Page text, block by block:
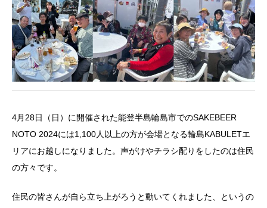
4月28日（日）に開催された能登半島輪島市でのSAKEBEER
NOTO 2024には1,100人以上の方が会場となる輪島KABULETエ
リアにお越しになりました。声がけやチラシ配りをしたのは住民
の方々です。
住民の皆さんが自ら立ち上がろうと動いてくれました、というの